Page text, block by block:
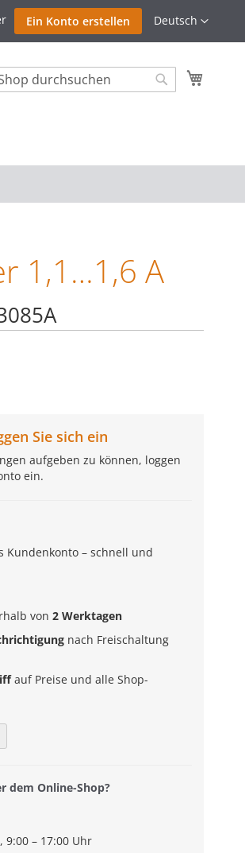
Sprache
Deutsch
Ein Konto erstellen
1,1…1,6 A
Sie sich ein
aufgeben zu können, loggen
ein.
Kundenkonto – schnell und
von 2 Werktagen
nach Freischaltung
auf Preise und alle Shop-
dem Online-Shop?
– 17:00 Uhr